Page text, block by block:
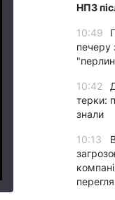
НПЗ
10:49
печеру
10:42
терки:
знали
10:13